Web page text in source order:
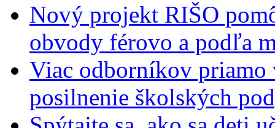
Nový projekt RIŠO
obvody férovo a podľa
Viac odborníkov priamo
posilnenie školských